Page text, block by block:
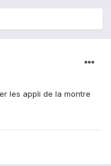
les appli de la montre